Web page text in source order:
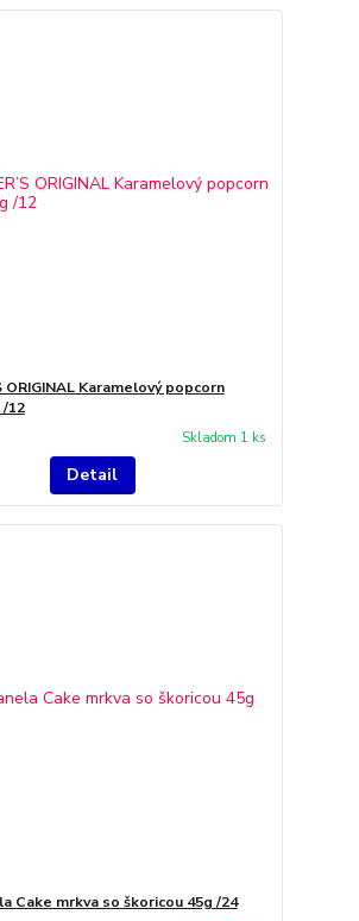
ORIGINAL Karamelový popcorn
/12
Skladom 1 ks
Detail
Cake mrkva so škoricou 45g /24